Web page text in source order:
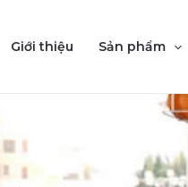
Giới thiệu Sản phẩm